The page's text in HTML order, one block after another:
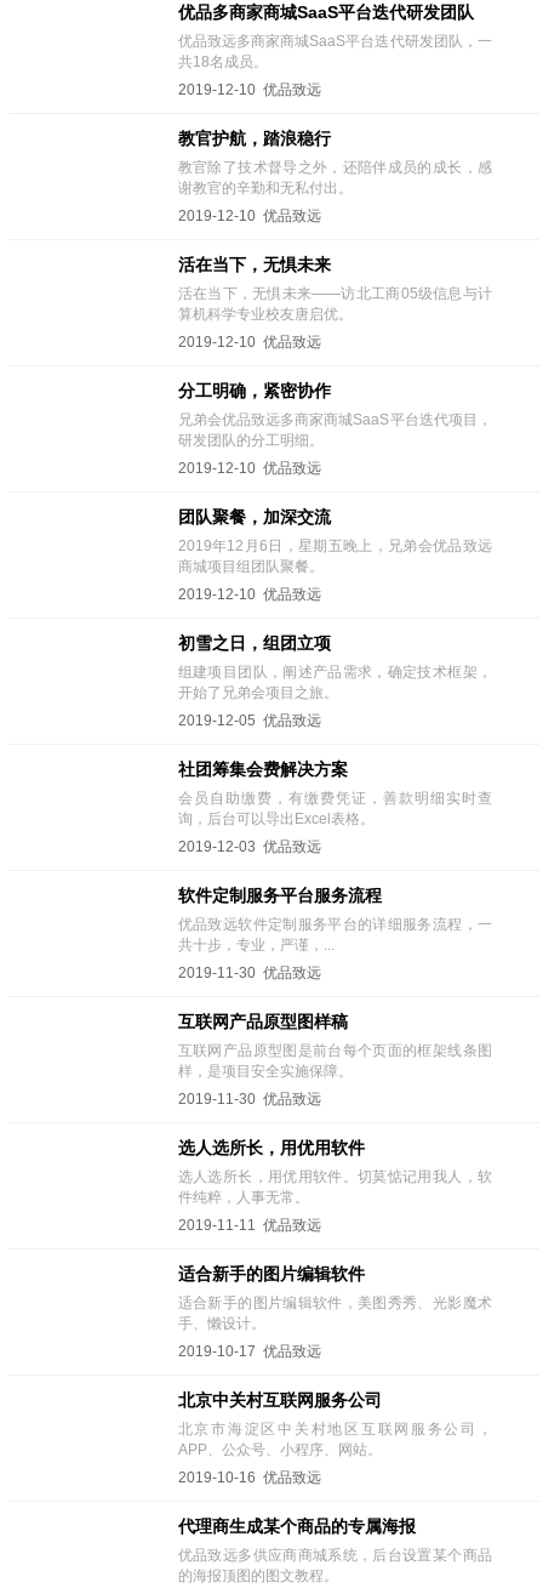
优品多商家商城SaaS平台迭代研发团队
优品致远多商家商城SaaS平台迭代研发团队，一
共18名成员。
2019-12-10 优品致远
教官护航，踏浪稳行
教官除了技术督导之外，还陪伴成员的成长，感
谢教官的辛勤和无私付出。
2019-12-10 优品致远
活在当下，无惧未来
活在当下，无惧未来——访北工商05级信息与计
算机科学专业校友唐启优。
2019-12-10 优品致远
分工明确，紧密协作
兄弟会优品致远多商家商城SaaS平台迭代项目，
研发团队的分工明细。
2019-12-10 优品致远
团队聚餐，加深交流
2019年12月6日，星期五晚上，兄弟会优品致远
商城项目组团队聚餐。
2019-12-10 优品致远
初雪之日，组团立项
组建项目团队，阐述产品需求，确定技术框架，
开始了兄弟会项目之旅。
2019-12-05 优品致远
社团筹集会费解决方案
会员自助缴费，有缴费凭证，善款明细实时查
询，后台可以导出Excel表格。
2019-12-03 优品致远
软件定制服务平台服务流程
优品致远软件定制服务平台的详细服务流程，一
共十步，专业，严谨，...
2019-11-30 优品致远
互联网产品原型图样稿
互联网产品原型图是前台每个页面的框架线条图
样，是项目安全实施保障。
2019-11-30 优品致远
选人选所长，用优用软件
选人选所长，用优用软件。切莫惦记用我人，软
件纯粹，人事无常。
2019-11-11 优品致远
适合新手的图片编辑软件
适合新手的图片编辑软件，美图秀秀、光影魔术
手、懒设计。
2019-10-17 优品致远
北京中关村互联网服务公司
北京市海淀区中关村地区互联网服务公司，
APP、公众号、小程序、网站。
2019-10-16 优品致远
代理商生成某个商品的专属海报
优品致远多供应商商城系统，后台设置某个商品
的海报顶图的图文教程。